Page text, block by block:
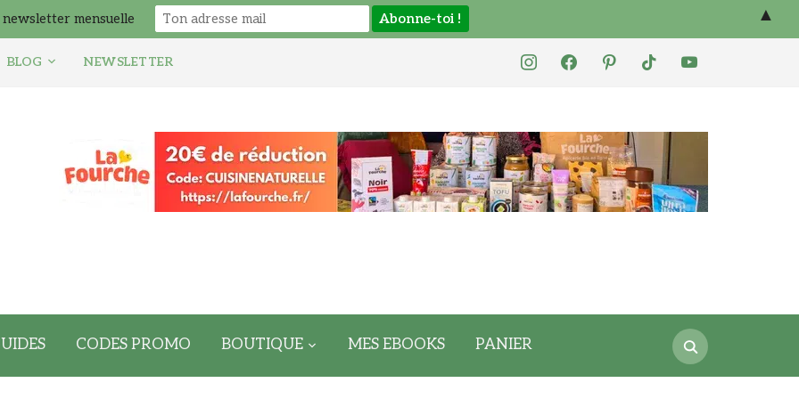
instagramfacebookpinteresttiktok youtube
BLOG NEWSLETTER
Search
for:
CODES PROMO BOUTIQUE MES EBOOKS PANIER
newsletter mensuelle ▲